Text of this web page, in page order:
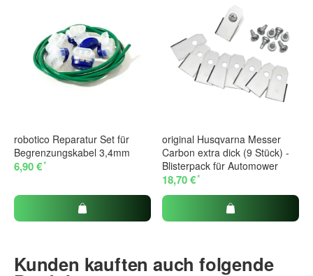
robotico Reparatur Set für
Begrenzungskabel 3,4mm
6,90 €*
original Husqvarna Messer
Carbon extra dick (9 Stück) -
Blisterpack für Automower
18,70 €*
Kunden kauften auch folgende